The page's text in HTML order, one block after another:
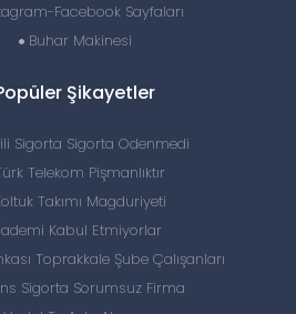
Facebook Sayfaları
Buhar Makinesi
Şikayetler
Sigorta Sigorta Odenmedi
Telekom Pişmanlıktır
Takımı Magduriyeti
İademi Kabul Etmiyorlar
Toprakkale Şube Çalışanları
Sigorta Sorumsuz Firma